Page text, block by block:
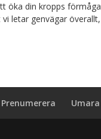
öka din kropps
letar genvägar
Prenumerera